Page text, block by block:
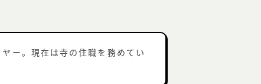
ー。現在は寺の住職を務めてい